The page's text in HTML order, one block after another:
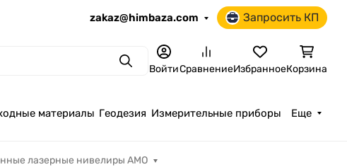
zakaz@himbaza.com Запросить КП
ПоискВойтиСравнениеИзбранноеКорзина
материалы Геодезия Измерительные приборы Еще
лазерные нивелиры AMO